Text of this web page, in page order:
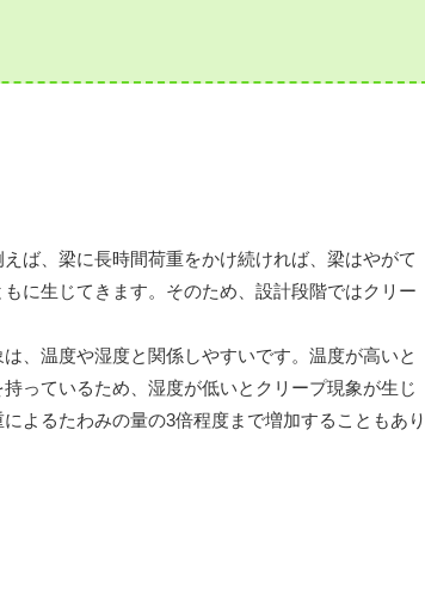
えば、梁に長時間荷重をかけ続ければ、梁はやがて
に生じてきます。そのため、設計段階ではクリー
、温度や湿度と関係しやすいです。温度が高いと
っているため、湿度が低いとクリープ現象が生じ
よるたわみの量の3倍程度まで増加することもあり